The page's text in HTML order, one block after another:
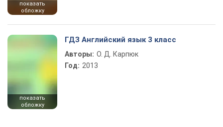
показать
обложку
показать
обложку
ГДЗ Английский язык 3 класс
Авторы: О. Д. Карпюк
Год: 2013